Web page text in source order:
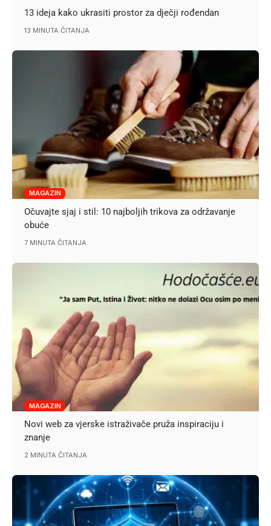
13 ideja kako ukrasiti prostor za dječji rođendan
13 MINUTA ČITANJA
MAGAZIN
Očuvajte sjaj i stil: 10 najboljih trikova za održavanje
obuće
7 MINUTA ČITANJA
MAGAZIN
Novi web za vjerske istraživače pruža inspiraciju i
znanje
2 MINUTA ČITANJA